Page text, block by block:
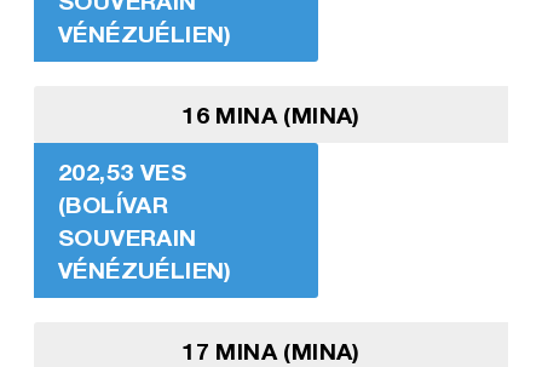
VÉNÉZUÉLIEN)
16 MINA (MINA)
202,53 VES
(BOLÍVAR
SOUVERAIN
VÉNÉZUÉLIEN)
17 MINA (MINA)